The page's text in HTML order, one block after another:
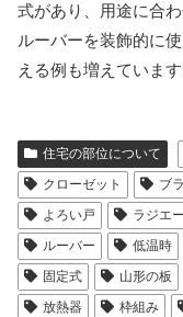
式があり、用途に合
ルーバーを装飾的に
える例も増えています
住宅の部位について
クローゼット
ブ
よろい戸
ラジエ
ルーバー
低温時
固定式
山形の板
放熱器
枠組み